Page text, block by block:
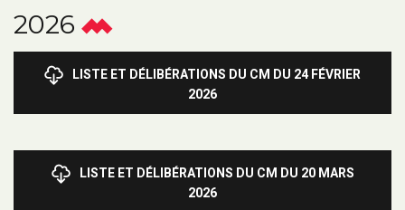
2026
LISTE ET DÉLIBÉRATIONS DU CM DU 24 FÉVRIER
2026
LISTE ET DÉLIBÉRATIONS DU CM DU 20 MARS
2026